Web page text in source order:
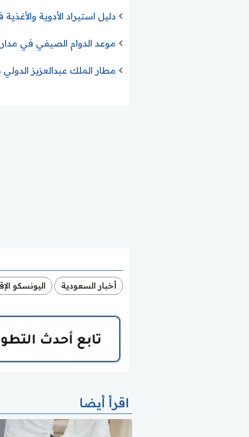
دليل استيراد الأدوية
موعد الدوام الصيفي في مدارس الشرقية 1447 وبداية الحصص
مطار الملك عبدالعزيز الدولي بين أفضل
أخبار السعودية اليونسكو
اقرأ أيضا